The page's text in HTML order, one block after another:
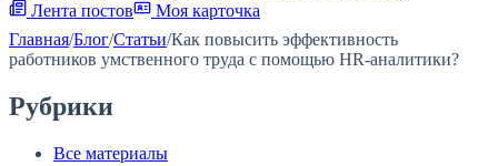
Лента постов
Моя карточка
Главная/Блог/Статьи/Как повысить эффективность
работников умственного труда с помощью HR-аналитики?
Рубрики
Все материалы